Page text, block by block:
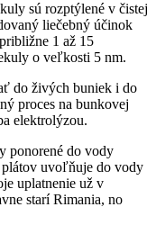
sú rozptýlené v čistej
liečebný účinok
1 až 15
o veľkosti 5 nm.
do živých buniek i do
proces na bunkovej
elektrolýzou.
ponorené do vody
plátov uvoľňuje do vody
uplatnenie už v
starí Rimania, no